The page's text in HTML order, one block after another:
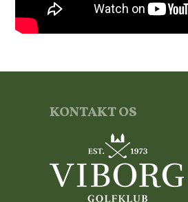
KONTAKT OS